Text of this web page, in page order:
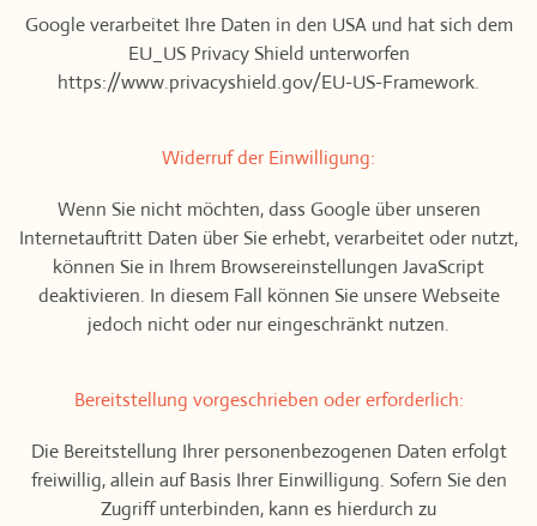
Google verarbeitet Ihre Daten in den USA und hat sich dem
EU_US Privacy Shield unterworfen
https://www.privacyshield.gov/EU-US-Framework.
Widerruf der Einwilligung:
Wenn Sie nicht möchten, dass Google über unseren
Internetauftritt Daten über Sie erhebt, verarbeitet oder nutzt,
können Sie in Ihrem Browsereinstellungen JavaScript
deaktivieren. In diesem Fall können Sie unsere Webseite
jedoch nicht oder nur eingeschränkt nutzen.
Bereitstellung vorgeschrieben oder erforderlich:
Die Bereitstellung Ihrer personenbezogenen Daten erfolgt
freiwillig, allein auf Basis Ihrer Einwilligung. Sofern Sie den
Zugriff unterbinden, kann es hierdurch zu